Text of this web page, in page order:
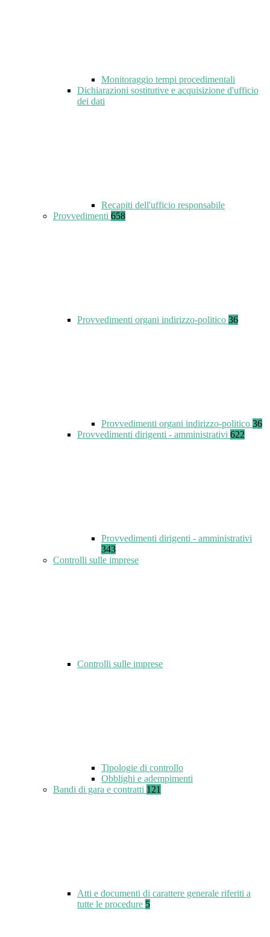
Monitoraggio tempi procedimentali
Dichiarazioni sostitutive e acquisizione d'ufficio
dei dati
Recapiti dell'ufficio responsabile
Provvedimenti 658
Provvedimenti organi indirizzo-politico 36
Provvedimenti organi indirizzo-politico 36
Provvedimenti dirigenti - amministrativi 622
Provvedimenti dirigenti - amministrativi
343
Controlli sulle imprese
Controlli sulle imprese
Tipologie di controllo
Obblighi e adempimenti
Bandi di gara e contratti 121
Atti e documenti di carattere generale riferiti a
tutte le procedure 5